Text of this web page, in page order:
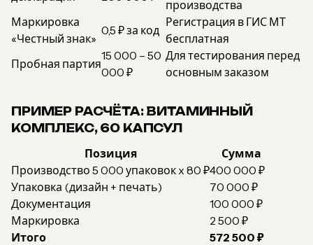
производства
Маркировка
«Честный знак»
0,5 ₽ за код
Регистрация в ГИС МТ
бесплатная
Пробная партия
15 000 – 50
000 ₽
Для тестирования перед
основным заказом
ПРИМЕР РАСЧЁТА: ВИТАМИННЫЙ
КОМПЛЕКС, 60 КАПСУЛ
Позиция
Сумма
Производство 5 000 упаковок x 80 ₽400 000 ₽
Упаковка (дизайн + печать)
70 000 ₽
Документация
100 000 ₽
Маркировка
2 500 ₽
Итого
572 500 ₽